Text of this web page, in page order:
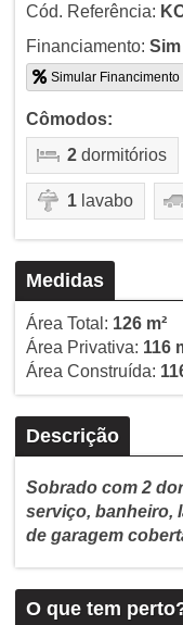
Cód. Referência:
Financiamento: Sim
Simular Financimento
Cômodos:
2dormitórios
1lavabo
Medidas
Área Total: 126 m²
Área Privativa: 116
Área Construída:
Descrição
Sobrado com 2
serviço, banheiro,
de garagem
O que tem